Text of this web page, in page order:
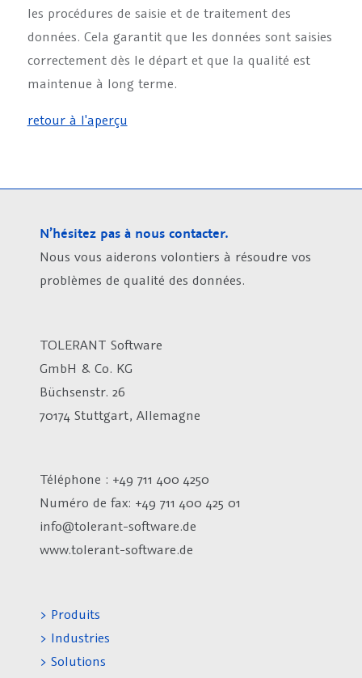
les procédures de saisie et de traitement des
données. Cela garantit que les données sont saisies
correctement dès le départ et que la qualité est
maintenue à long terme.
retour à l'aperçu
N’hésitez pas à nous contacter.
Nous vous aiderons volontiers à résoudre vos
problèmes de qualité des données.
TOLERANT Software
GmbH & Co. KG
Büchsenstr. 26
70174 Stuttgart, Allemagne
Téléphone : +49 711 400 4250
Numéro de fax: +49 711 400 425 01
info@tolerant-software.de
www.tolerant-software.de
> Produits
> Industries
> Solutions